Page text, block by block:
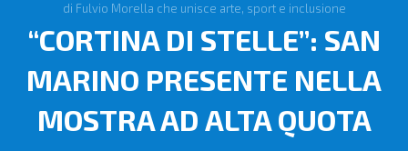
di Fulvio Morella che unisce arte, sport e inclusione
“CORTINA DI STELLE”: SAN
MARINO PRESENTE NELLA
MOSTRA AD ALTA QUOTA